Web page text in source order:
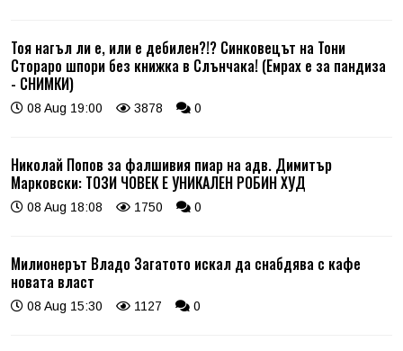
Тоя нагъл ли е, или е дебилен?!? Синковецът на Тони
Стораро шпори без книжка в Слънчака! (Емрах е за пандиза
- СНИМКИ)
08 Aug 19:00 3878 0
Николай Попов за фалшивия пиар на адв. Димитър
Марковски: ТОЗИ ЧОВЕК Е УНИКАЛЕН РОБИН ХУД
08 Aug 18:08 1750 0
Милионерът Владо Загатото искал да снабдява с кафе
новата власт
08 Aug 15:30 1127 0